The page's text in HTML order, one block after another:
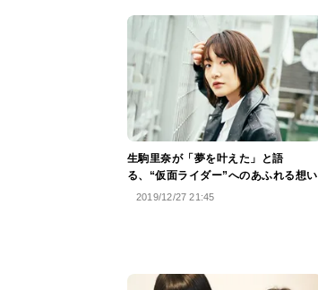
生駒里奈が「夢を叶えた」と語
る、“仮面ライダー”へのあふれる想い
2019/12/27 21:45